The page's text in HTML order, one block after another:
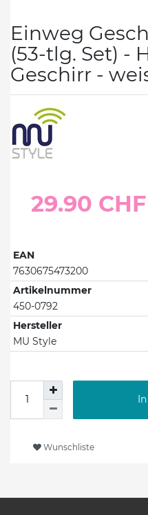
Einweg
(53-tlg. Set) -
Geschirr -
29.90 CHF
EAN
7630675473200
Artikelnummer
450-0792
Hersteller
MU Style
Wunschliste